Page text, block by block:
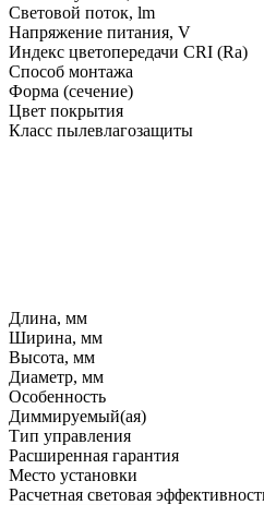
Световой поток, lm
Напряжение питания, V
Индекс цветопередачи CRI (Ra)
Способ монтажа
Форма (сечение)
Цвет покрытия
Класс пылевлагозащиты
Длина, мм
Ширина, мм
Высота, мм
Диаметр, мм
Особенность
Диммируемый(ая)
Тип управления
Расширенная гарантия
Место установки
Расчетная световая